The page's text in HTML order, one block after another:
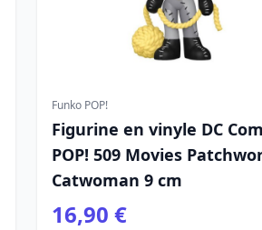
Funko POP!
Figurine en vinyle DC
POP! 509 Movies
Catwoman 9 cm
16,90 €